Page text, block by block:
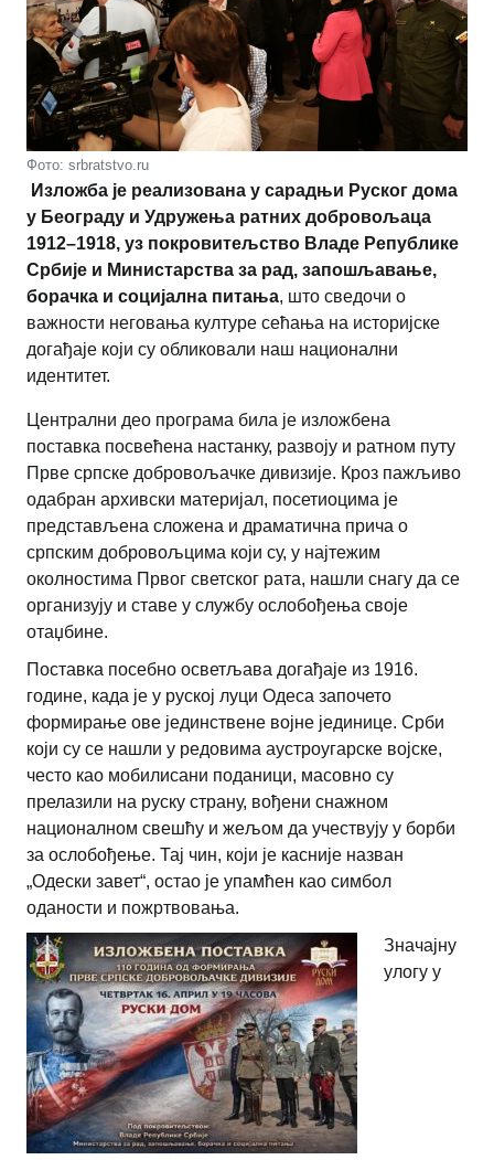
Фото: srbratstvo.ru
Изложба је реализована у сарадњи Руског дома
у Београду и Удружења ратних добровољаца
1912–1918, уз покровитељство Владе Републике
Србије и Министарства за рад, запошљавање,
борачка и социјална питања, што сведочи о
важности неговања културе сећања на историјске
догађаје који су обликовали наш национални
идентитет.
Централни део програма била је изложбена
поставка посвећена настанку, развоју и ратном путу
Прве српске добровољачке дивизије. Кроз пажљиво
одабран архивски материјал, посетиоцима је
представљена сложена и драматична прича о
српским добровољцима који су, у најтежим
околностима Првог светског рата, нашли снагу да се
организују и ставе у службу ослобођења своје
отаџбине.
Поставка посебно осветљава догађаје из 1916.
године, када је у руској луци Одеса започето
формирање ове јединствене војне јединице. Срби
који су се нашли у редовима аустроугарске војске,
често као мобилисани поданици, масовно су
прелазили на руску страну, вођени снажном
националном свешћу и жељом да учествују у борби
за ослобођење. Тај чин, који је касније назван
„Одески завет“, остао је упамћен као симбол
оданости и пожртвовања.
Значајну
улогу у